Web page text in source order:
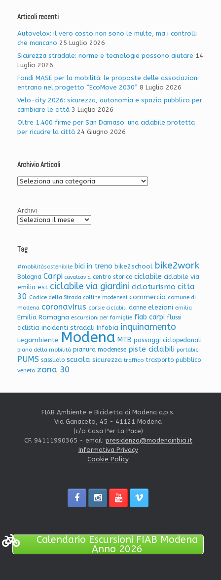
Articoli recenti
Autovelox: il vero costo non sono le multe, ma i controlli
che mancano 25 Luglio 2026
Sicurezza stradale: norme e tecnologie possono aiutare 14
Luglio 2026
Fondi MASE per la mobilità: le proposte delle associazioni
entrano nel progetto “EcoMove 2030” 8 Luglio 2026
Velo-city 2026: sicurezza, autonomia e spazio pubblico per
cambiare le città 3 Luglio 2026
Oltre 1.400 firme per San Damaso: una ciclabile protetta
per ricucire la città 24 Giugno 2026
Archivio Articoli
Archivio
Archivi
Tag
#mobilitàsostenibile bici in treno bike2school bike2work
Bologna Carpi cavalcavia centro storico ciclabile ciclabile via
emilia est ciclabile via giardini cicloturismo citta
30 Codice della Strada colline modenesi commercio comune di
modena coronavirus corsie ciclabili donne elezioni emilia
Emilia Romagna escursioni per famiglie fiab carpi flussi
ciclistici incidenti stradali Infobici inquinamento
Legambiente Modena MTB passaggi ciclopedonali
piano della mobilità pianura modenese piste ciclabili portabici
PUMS sassuolo scuola sicurezza traffico trasporto pubblico
veneto zona 30
FIAB Ambiente e Bicicletta di Modena a.p.s.
Via Ganaceto, 45 - 41121 Modena
(c/o Casa Per La Pace)
CF. 94111990365 - email: presidenza@modenainbici.it
Informativa Privacy
Cookie Policy
Calendario Escursioni FIAB Modena
Anno 2026